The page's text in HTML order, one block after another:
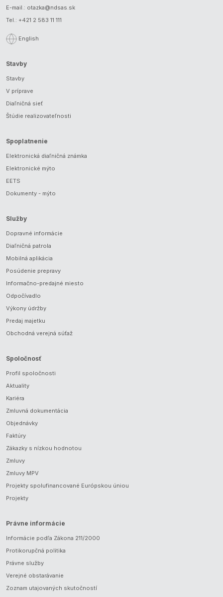
E-mail.: otazka@ndsas.sk
Tel.: +421 2 583 11 111
English
Stavby
Stavby
V príprave
Diaľničná sieť
Štúdie realizovateľnosti
Spoplatnenie
Elektronická diaľničná známka
Elektronické mýto
EETS
Dokumenty - mýto
Služby
Dopravné informácie
Diaľničná patrola
Mobilná aplikácia
Posúdenie prepravy
Informačno-predajné miesto
Odpočívadlo
Výkony údržby
Predaj majetku
Obchodná verejná súťaž
Spoločnosť
Profil spoločnosti
Aktuality
Kariéra
Zmluvná dokumentácia
Objednávky
Faktúry
Zákazky s nízkou hodnotou
Zmluvy
Zmluvy MPV
Projekty spolufinancované Európskou úniou
Projekty
Právne informácie
Informácie podľa Zákona 211/2000
Protikorupčná politika
Právne služby
Verejné obstarávanie
Zoznam utajovaných skutočností